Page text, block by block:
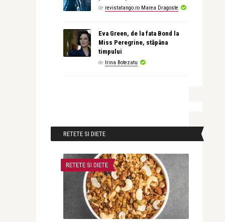
de revistatango.ro Marea Dragoste
Eva Green, de la fata Bond la
Miss Peregrine, stăpâna
timpului
de Irina Botezatu
RETETE SI DIETE
RETETE SI DIETE